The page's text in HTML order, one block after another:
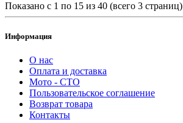
Показано с 1 по 15 из 40 (всего 3 страниц)
Информация
О нас
Оплата и доставка
Мото - CTO
Пользовательское соглашение
Возврат товара
Контакты